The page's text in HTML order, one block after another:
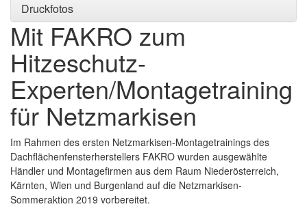
Druckfotos
Mit FAKRO zum
Hitzeschutz-
Experten/Montagetraining
für Netzmarkisen
Im Rahmen des ersten Netzmarkisen-Montagetrainings des
Dachflächenfensterherstellers FAKRO wurden ausgewählte
Händler und Montagefirmen aus dem Raum Niederösterreich,
Kärnten, Wien und Burgenland auf die Netzmarkisen-
Sommeraktion 2019 vorbereitet.